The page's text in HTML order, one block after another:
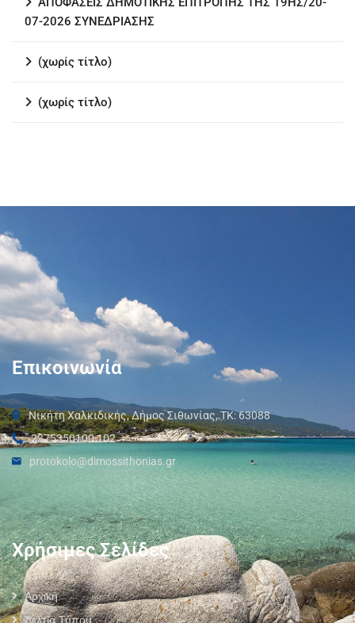
07-2026 ΣΥΝΕΔΡΙΑΣΗΣ
(χωρίς τίτλο)
(χωρίς τίτλο)
Επικοινωνία
Νικήτη Χαλκιδικής, Δήμος Σιθωνίας, ΤΚ: 63088
2375350100 102
protokolo@dimossithonias.gr
Χρήσιμες Σελίδες
Αρχική
Δελτία Τύπου